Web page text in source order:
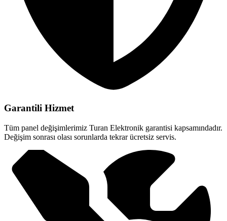
Garantili Hizmet
Tüm panel değişimlerimiz Turan Elektronik garantisi kapsamındadır.
Değişim sonrası olası sorunlarda tekrar ücretsiz servis.